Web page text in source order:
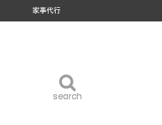
家事代行
search
search